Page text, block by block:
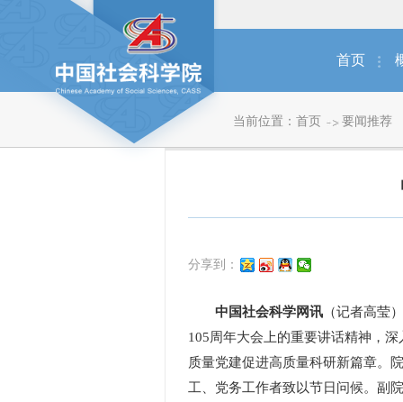
首页
当前位置： 首页 要闻推荐
分享到：
中国社会科学网讯 （记者高莹
105周年大会上的重要讲话精神，
质量党建促进高质量科研新篇章。
工、党务工作者致以节日问候。副